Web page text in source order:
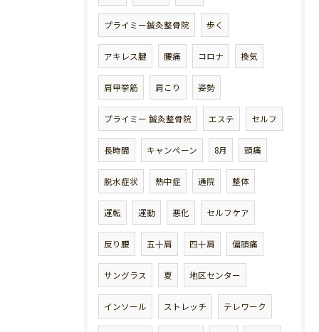
プライミー鍼灸整骨院 歩く
アキレス腱 腰痛 コロナ 換気
肩甲挙筋 肩こり 姿勢
プライミー 鍼灸整骨院 エステ セルフ
長時間 キャンペーン 8月 頭痛
脱水症状 熱中症 通院 整体
運転 運動 悪化 セルフケア
反り腰 五十肩 四十肩 偏頭痛
サングラス 夏 地区センター
インソール ストレッチ テレワーク